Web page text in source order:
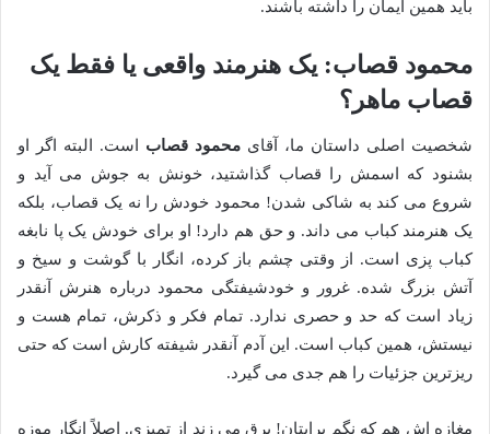
باید همین ایمان را داشته باشند.
محمود قصاب: یک هنرمند واقعی یا فقط یک
قصاب ماهر؟
شخصیت اصلی داستان ما، آقای محمود قصاب است. البته اگر او
بشنود که اسمش را قصاب گذاشتید، خونش به جوش می آید و
شروع می کند به شاکی شدن! محمود خودش را نه یک قصاب، بلکه
یک هنرمند کباب می داند. و حق هم دارد! او برای خودش یک پا نابغه
کباب پزی است. از وقتی چشم باز کرده، انگار با گوشت و سیخ و
آتش بزرگ شده. غرور و خودشیفتگی محمود درباره هنرش آنقدر
زیاد است که حد و حصری ندارد. تمام فکر و ذکرش، تمام هست و
نیستش، همین کباب است. این آدم آنقدر شیفته کارش است که حتی
ریزترین جزئیات را هم جدی می گیرد.
مغازه اش هم که نگم برایتان! برق می زند از تمیزی. اصلاً انگار موزه